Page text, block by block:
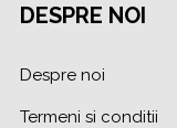
DESPRE NOI
Despre noi
Termeni si conditii